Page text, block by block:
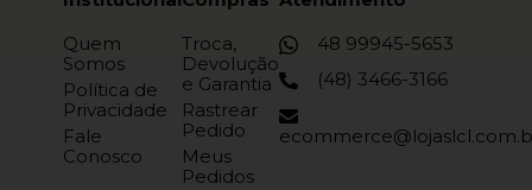
Quem
Somos
Política de
Privacidade
Fale
Conosco
Troca,
Devolução
e Garantia
Rastrear
Pedido
Meus
Pedidos
48 99945-5653
(48) 3466-3166